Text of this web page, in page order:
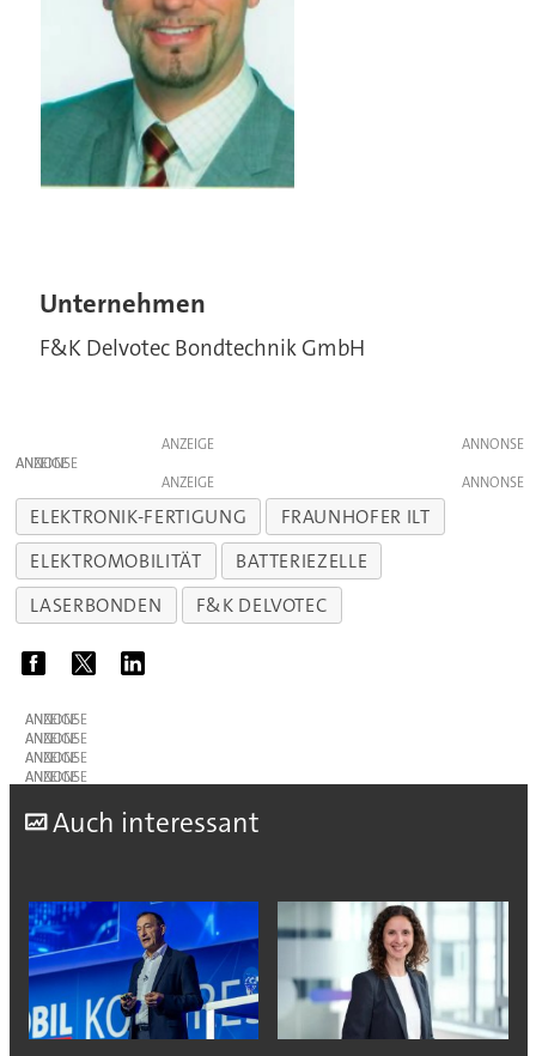
Unternehmen
F&K Delvotec Bondtechnik GmbH
ANZEIGE
ANZEIGE
ANZEIGE
ELEKTRONIK-FERTIGUNG
FRAUNHOFER ILT
ELEKTROMOBILITÄT
BATTERIEZELLE
LASERBONDEN
F&K DELVOTEC
ANZEIGE
ANZEIGE
ANZEIGE
ANZEIGE
Auch interessant